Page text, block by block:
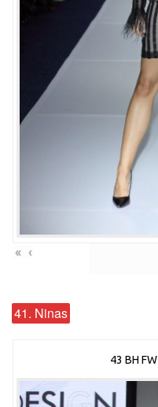
« ‹
41. Ninas
43 BH